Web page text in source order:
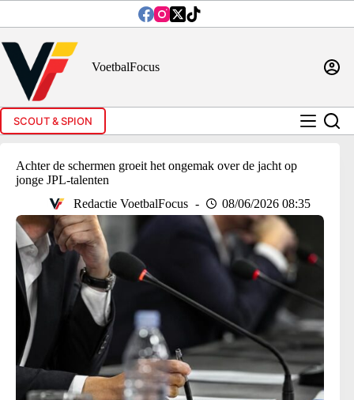
inhoud
VoetbalFocus
SCOUT & SPION
Achter de schermen groeit het ongemak over de jacht op
jonge JPL-talenten
Redactie VoetbalFocus
08/06/2026 08:35